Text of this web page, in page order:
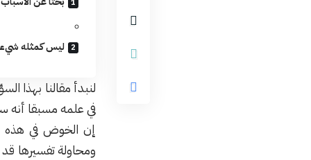
ليس كمثله شيء
لنبدأ مقالنا بهذا
في علمه مسبقا أنه
إن الخوض في هذه
ومحاولة تفسيرها